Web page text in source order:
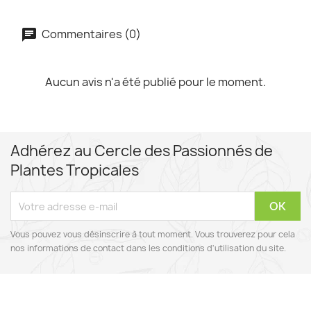
Commentaires (0)
Aucun avis n'a été publié pour le moment.
Adhérez au Cercle des Passionnés de
Plantes Tropicales
Vous pouvez vous désinscrire à tout moment. Vous trouverez pour cela
nos informations de contact dans les conditions d'utilisation du site.